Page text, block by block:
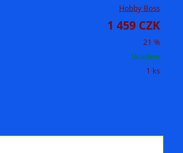
Hobby Boss
1 459 CZK
21 %
Skladem
1 ks